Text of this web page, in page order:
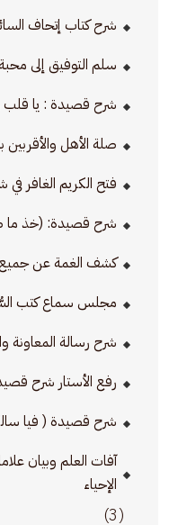
شرح كتاب إتحاف
سلم التوفيق إلى
شرح قصيدة : يا قلب
صلة الأهل والأقربين
فتح الكريم الغافر
شرح قصيدة: (خذ ما
كشف الغمة عن جميع
مجلس سماع كتب
شرح رسالة المعاونة
رفع الأستار شرح
شرح قصيدة ( فيا
آفات العلم وبيان
الإحياء
(3)